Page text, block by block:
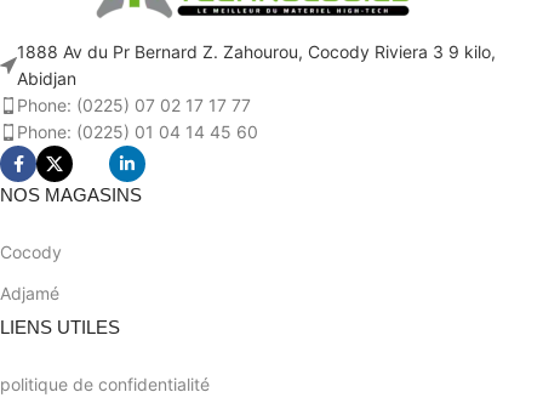
1888 Av du Pr Bernard Z. Zahourou, Cocody Riviera 3 9 kilo,
Abidjan
Phone: (0225) 07 02 17 17 77
Phone: (0225) 01 04 14 45 60
NOS MAGASINS
Cocody
Adjamé
LIENS UTILES
politique de confidentialité